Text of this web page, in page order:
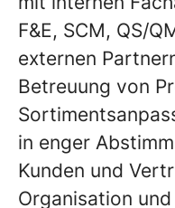
F&E, SCM, QS/
externen
Betreuung von
in enger
Kunden und
Organisation